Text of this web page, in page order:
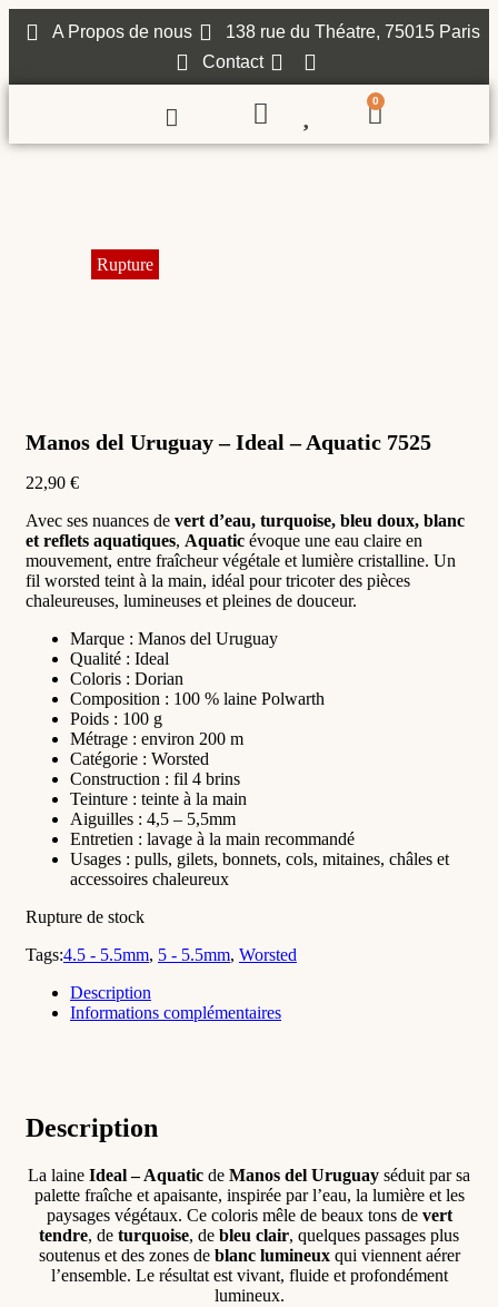
A Propos de nous
138 rue du Théatre, 75015 Paris
Contact
0
Manos del Uruguay – Ideal – Aquatic 7525
22,90 €
Avec ses nuances de vert d’eau, turquoise, bleu doux, blanc
et reflets aquatiques, Aquatic évoque une eau claire en
mouvement, entre fraîcheur végétale et lumière cristalline. Un
fil worsted teint à la main, idéal pour tricoter des pièces
chaleureuses, lumineuses et pleines de douceur.
Marque : Manos del Uruguay
Qualité : Ideal
Coloris : Dorian
Composition : 100 % laine Polwarth
Poids : 100 g
Métrage : environ 200 m
Catégorie : Worsted
Construction : fil 4 brins
Teinture : teinte à la main
Aiguilles : 4,5 – 5,5mm
Entretien : lavage à la main recommandé
Usages : pulls, gilets, bonnets, cols, mitaines, châles et
accessoires chaleureux
Rupture de stock
Tags:4.5 - 5.5mm, 5 - 5.5mm, Worsted
Description
Informations complémentaires
Description
La laine Ideal – Aquatic de Manos del Uruguay séduit par sa
palette fraîche et apaisante, inspirée par l’eau, la lumière et les
paysages végétaux. Ce coloris mêle de beaux tons de vert
tendre, de turquoise, de bleu clair, quelques passages plus
soutenus et des zones de blanc lumineuxqui viennent aérer
l’ensemble. Le résultat est vivant, fluide et profondément
lumineux.